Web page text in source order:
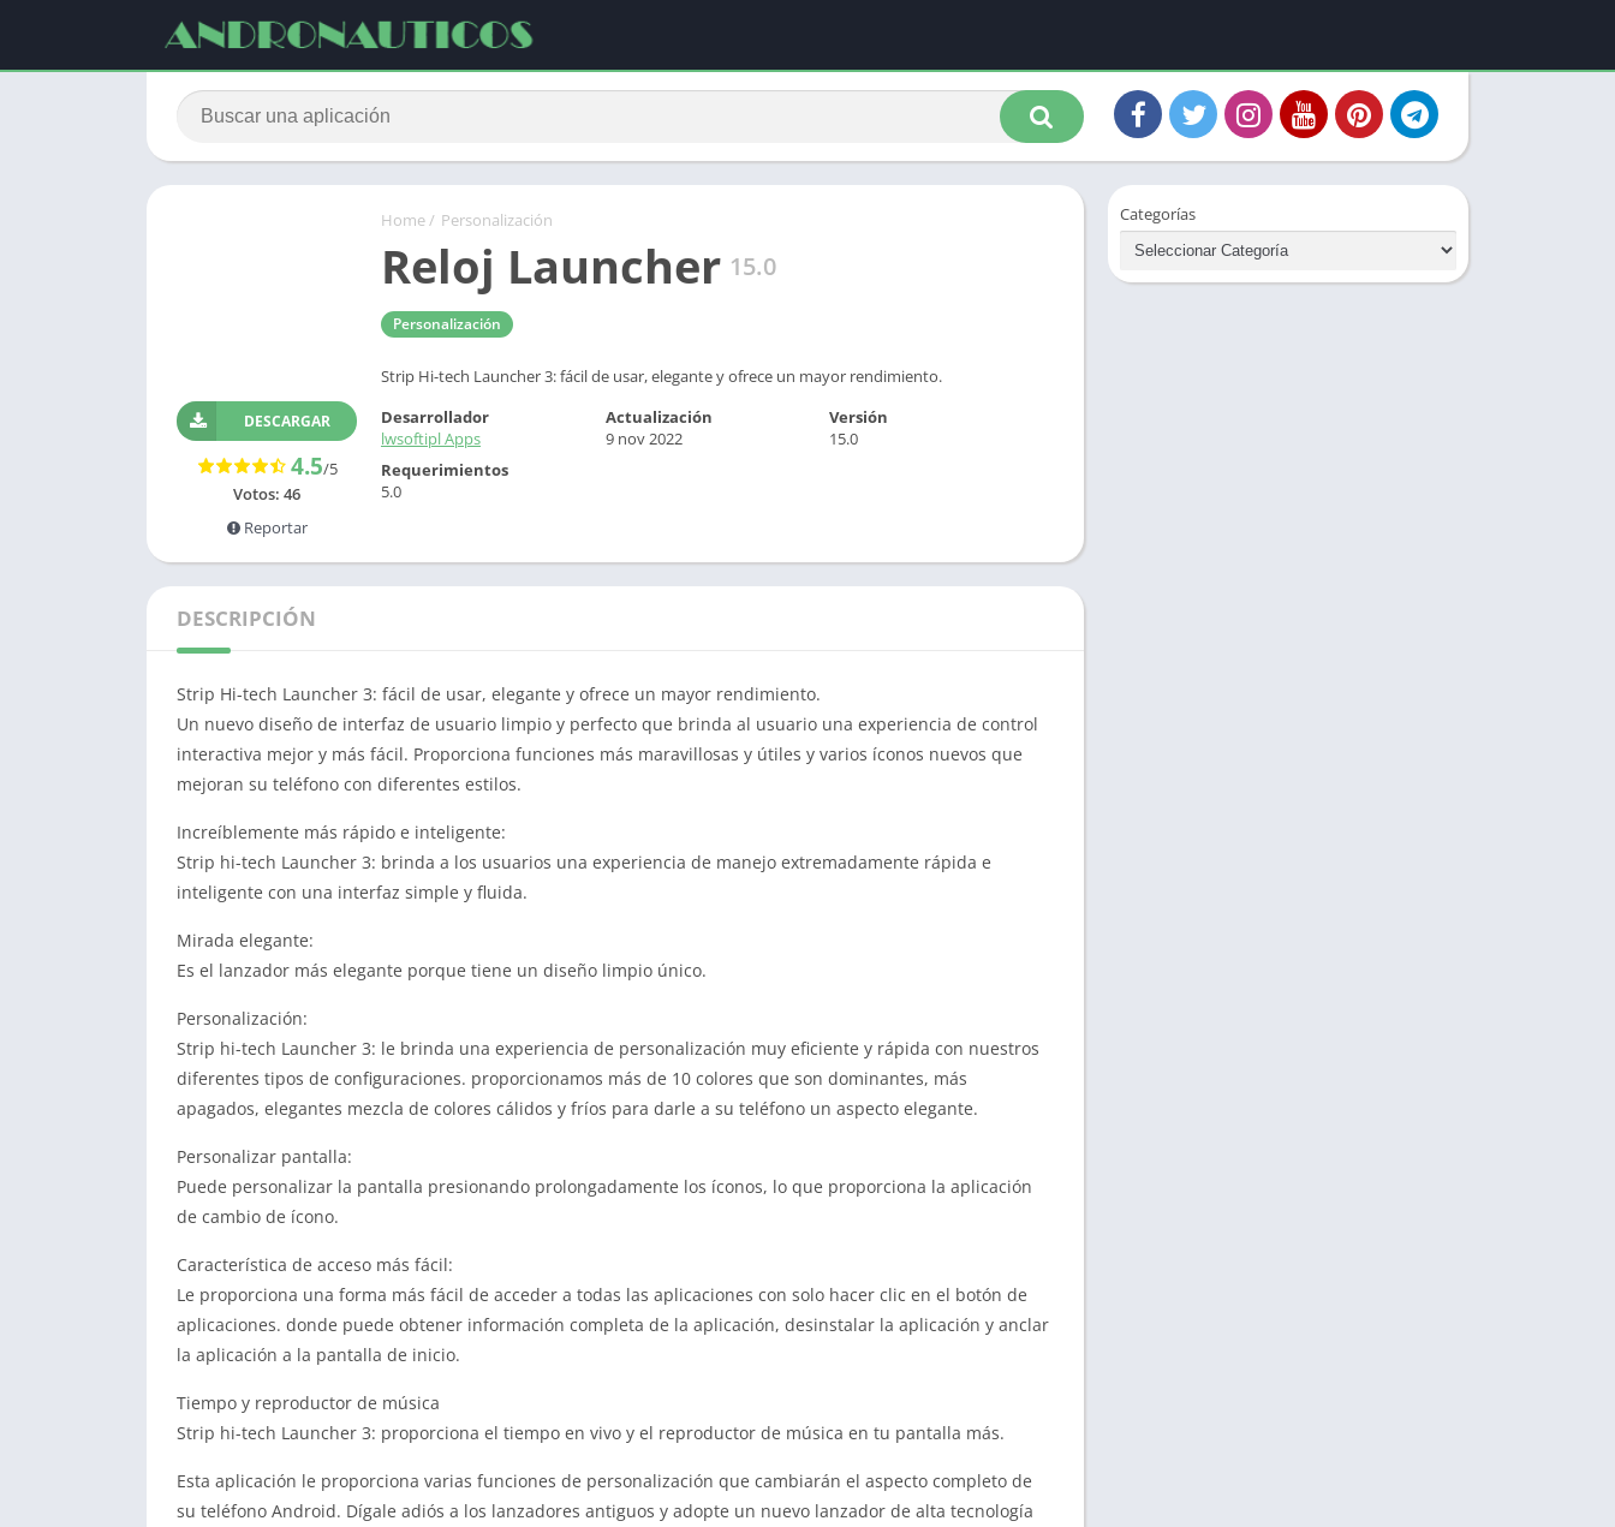
Home/ Personalización
Reloj Launcher 15.0
Personalización
Strip Hi-tech Launcher 3: fácil de usar, elegante y ofrece un mayor rendimiento.
DESCARGAR
4.5/5
Votos: 46
Reportar
Desarrollador
lwsoftipl Apps
Actualización
9 nov 2022
Versión
15.0
Requerimientos
5.0
DESCRIPCIÓN
Strip Hi-tech Launcher 3: fácil de usar, elegante y ofrece un mayor rendimiento.
Un nuevo diseño de interfaz de usuario limpio y perfecto que brinda al usuario una experiencia de control
interactiva mejor y más fácil. Proporciona funciones más maravillosas y útiles y varios íconos nuevos que
mejoran su teléfono con diferentes estilos.
Increíblemente más rápido e inteligente:
Strip hi-tech Launcher 3: brinda a los usuarios una experiencia de manejo extremadamente rápida e
inteligente con una interfaz simple y fluida.
Mirada elegante:
Es el lanzador más elegante porque tiene un diseño limpio único.
Personalización:
Strip hi-tech Launcher 3: le brinda una experiencia de personalización muy eficiente y rápida con nuestros
diferentes tipos de configuraciones. proporcionamos más de 10 colores que son dominantes, más
apagados, elegantes mezcla de colores cálidos y fríos para darle a su teléfono un aspecto elegante.
Personalizar pantalla:
Puede personalizar la pantalla presionando prolongadamente los íconos, lo que proporciona la aplicación
de cambio de ícono.
Característica de acceso más fácil:
Le proporciona una forma más fácil de acceder a todas las aplicaciones con solo hacer clic en el botón de
aplicaciones. donde puede obtener información completa de la aplicación, desinstalar la aplicación y anclar
la aplicación a la pantalla de inicio.
Tiempo y reproductor de música
Strip hi-tech Launcher 3: proporciona el tiempo en vivo y el reproductor de música en tu pantalla más.
Esta aplicación le proporciona varias funciones de personalización que cambiarán el aspecto completo de
su teléfono Android. Dígale adiós a los lanzadores antiguos y adopte un nuevo lanzador de alta tecnología
Categorías